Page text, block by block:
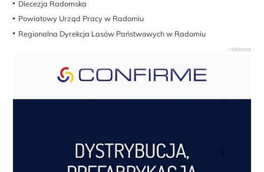
Diecezja Radomska
Powiatowy Urząd Pracy w Radomiu
Regionalna Dyrekcja Lasów Państwowych w Radomiu